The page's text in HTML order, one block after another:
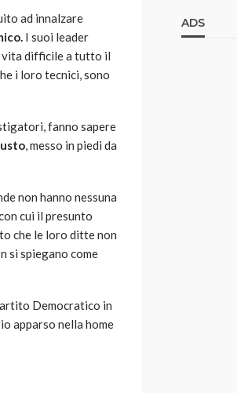
ad innalzare
I suoi leader
vita difficile a tutto il
i loro tecnici, sono
fanno sapere
, messo in piedi da
non hanno nessuna
cui il presunto
che le loro ditte non
si spiegano come
Democratico in
apparso nella home
ADS